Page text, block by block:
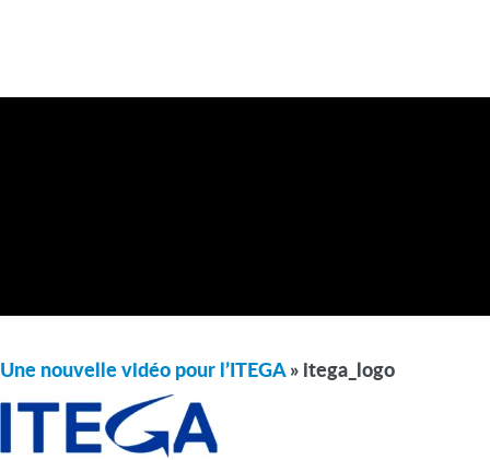
Une nouvelle vidéo pour l’ITEGA» itega_logo